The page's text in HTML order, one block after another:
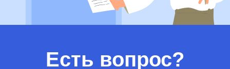
Есть вопрос?